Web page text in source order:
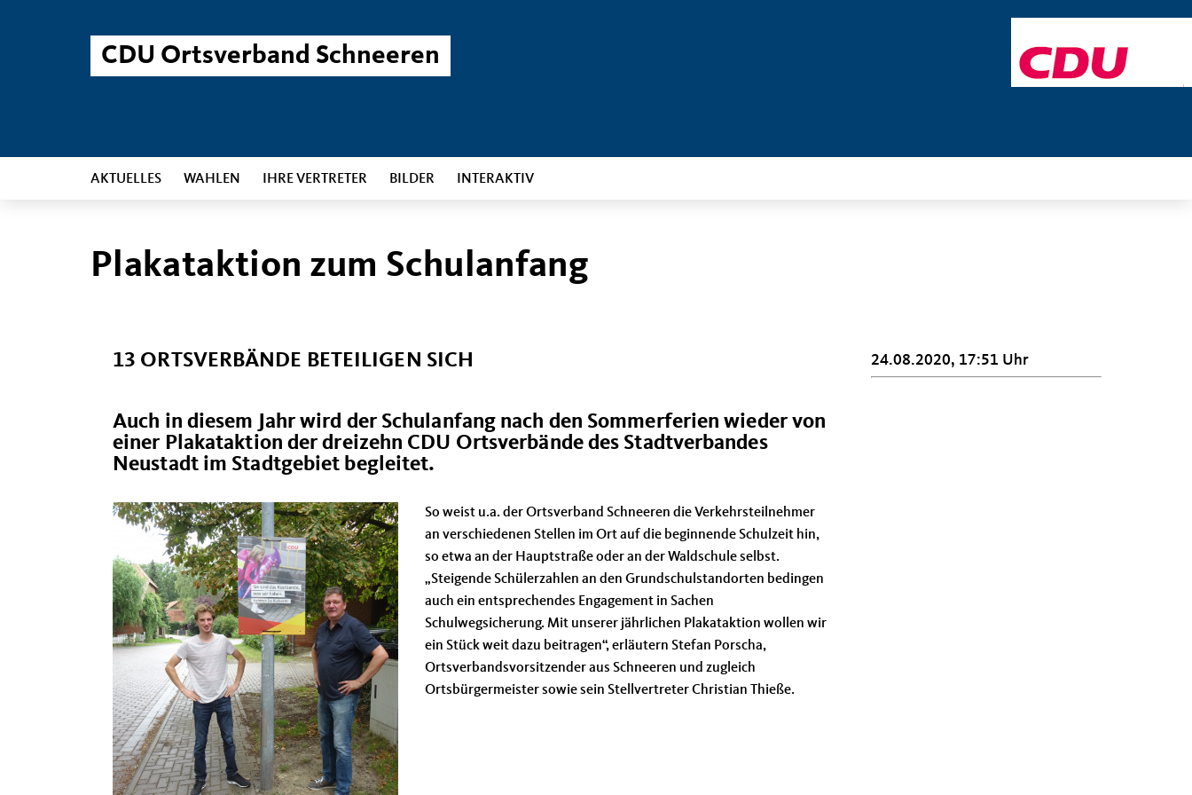
CDU Ortsverband Schneeren
AKTUELLES WAHLEN IHRE VERTRETER BILDER INTERAKTIV
Plakataktion zum Schulanfang
13 ORTSVERBÄNDE BETEILIGEN SICH
Auch in diesem Jahr wird der Schulanfang nach den Sommerferien wieder von
einer Plakataktion der dreizehn CDU Ortsverbände des Stadtverbandes
Neustadt im Stadtgebiet begleitet.
So weist u.a. der Ortsverband Schneeren die Verkehrsteilnehmer
an verschiedenen Stellen im Ort auf die beginnende Schulzeit hin,
so etwa an der Hauptstraße oder an der Waldschule selbst.
Steigende Schülerzahlen an den Grundschulstandorten bedingen
auch ein entsprechendes Engagement in Sachen
Schulwegsicherung. Mit unserer jährlichen Plakataktion wollen wir
ein Stück weit dazu beitragen“, erläutern Stefan Porscha,
Ortsverbandsvorsitzender aus Schneeren und zugleich
Ortsbürgermeister sowie sein Stellvertreter Christian Thieße.
24.08.2020, 17:51 Uhr